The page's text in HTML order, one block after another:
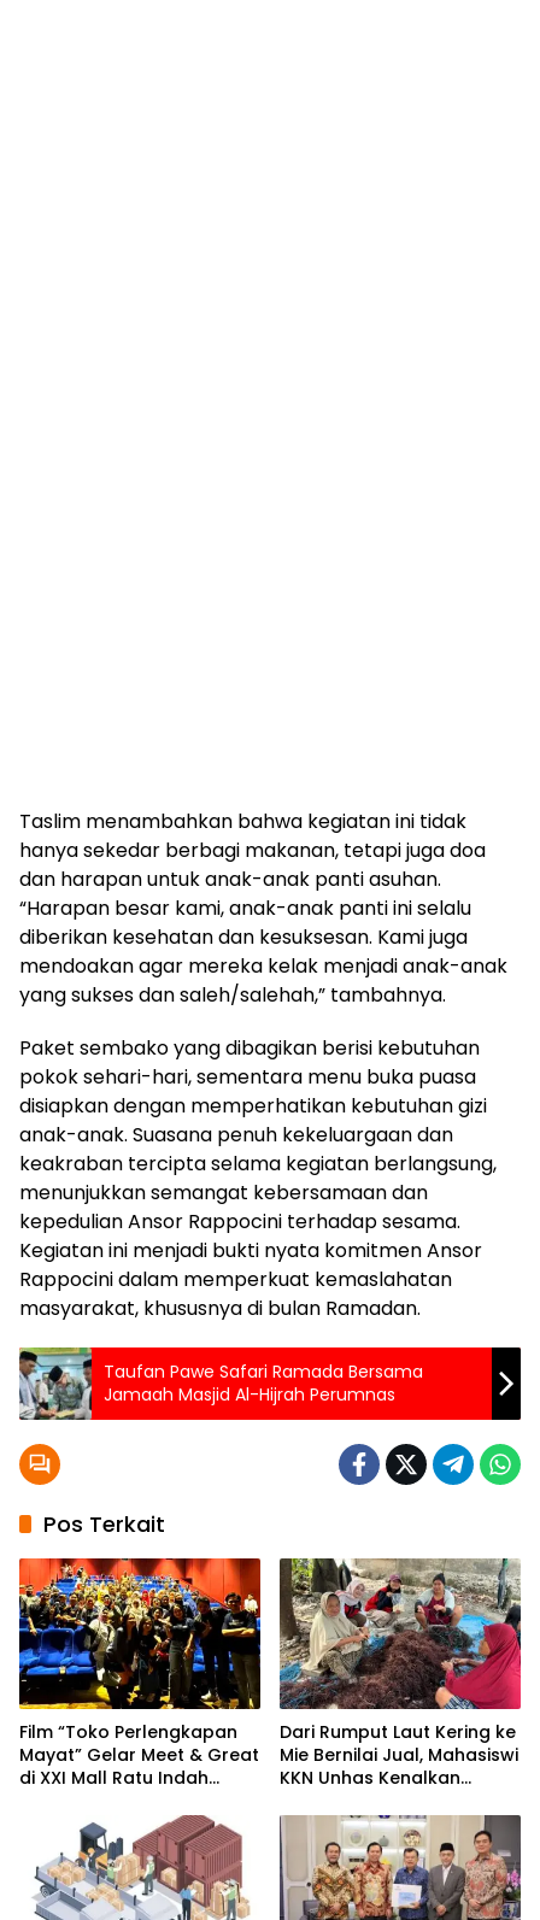
Taslim menambahkan bahwa kegiatan ini tidak
hanya sekedar berbagi makanan, tetapi juga doa
dan harapan untuk anak-anak panti asuhan.
“Harapan besar kami, anak-anak panti ini selalu
diberikan kesehatan dan kesuksesan. Kami juga
mendoakan agar mereka kelak menjadi anak-anak
yang sukses dan saleh/salehah,” tambahnya.
Paket sembako yang dibagikan berisi kebutuhan
pokok sehari-hari, sementara menu buka puasa
disiapkan dengan memperhatikan kebutuhan gizi
anak-anak. Suasana penuh kekeluargaan dan
keakraban tercipta selama kegiatan berlangsung,
menunjukkan semangat kebersamaan dan
kepedulian Ansor Rappocini terhadap sesama.
Kegiatan ini menjadi bukti nyata komitmen Ansor
Rappocini dalam memperkuat kemaslahatan
masyarakat, khususnya di bulan Ramadan.
Taufan Pawe Safari Ramada Bersama
Jamaah Masjid Al-Hijrah Perumnas
Pos Terkait
Film “Toko Perlengkapan
Mayat” Gelar Meet & Great
di XXI Mall Ratu Indah
Dari Rumput Laut Kering ke
Mie Bernilai Jual, Mahasiswi
KKN Unhas Kenalkan
kepada Petani Desa
Baruga